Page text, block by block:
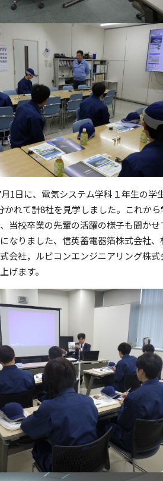
1日に、電気システム学科１年生の
かれて計8社を見学しました。これか
当校卒業の先輩の活躍の様子も聞か
なりました、信英蓄電器箔株式会社
会社，ルビコンエンジニアリング株
げます。